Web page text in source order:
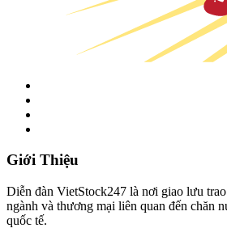
Giới Thiệu
Diễn đàn VietStock247 là nơi giao lưu
ngành và thương mại liên quan đến chăn
quốc tế.